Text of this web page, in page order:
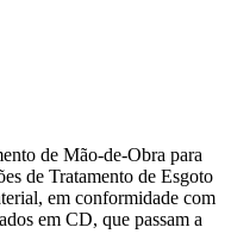
de Mão-de-Obra para
de Tratamento de Esgoto
em conformidade com
em CD, que passam a